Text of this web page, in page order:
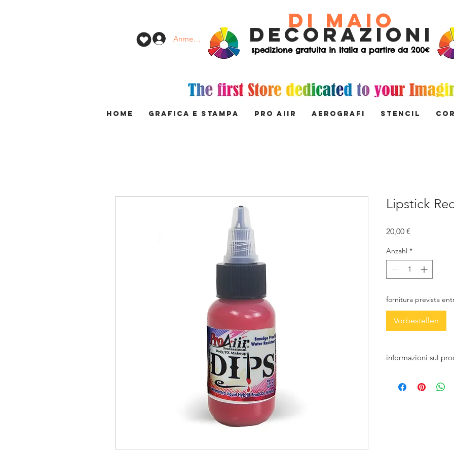
di Maio
decorazioni
Anmelden
spedizione gratuita in Italia a partire da 200€
HOME GRAFICA E STAMPA PRO AIIR AEROGRAFI STENCIL
Lipstick
20,00 €
Anzahl *
fornitura prevista
Vorbestellen
informazioni sul
alcol cosmetico e